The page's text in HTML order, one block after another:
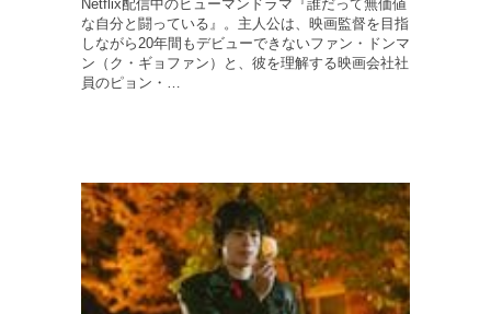
Netflix配信中のヒューマンドラマ『誰だって無価値
な自分と闘っている』。主人公は、映画監督を目指
しながら20年間もデビューできないファン・ドンマ
ン（ク・ギョファン）と、彼を理解する映画会社社
員のピョン・…